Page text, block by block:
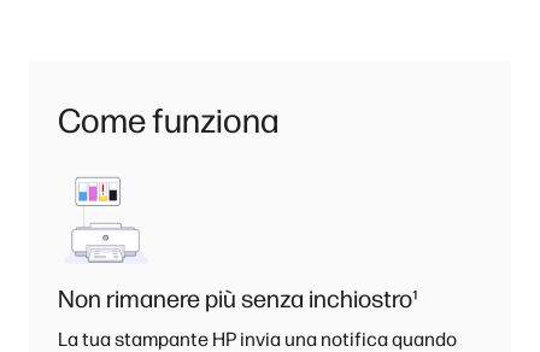
Come funziona
Non rimanere più senza inchiostro¹
La tua stampante HP invia una notifica quando